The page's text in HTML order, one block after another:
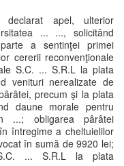
apel, ulterior
... ..., solicitând
a sentinţei primei
cererii reconvenţionale
S.C. ... S.R.L la plata
venituri nerealizate de
precum şi la plata
daune morale pentru
...; obligarea pârâtei
întregime a cheltuielilor
în sumă de 9920 lei;
S.C. ... S.R.L la plata